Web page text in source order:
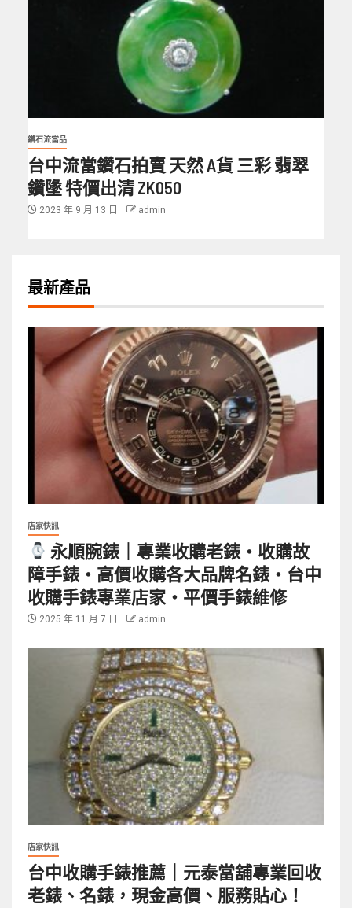
鑽石流當品
台中流當鑽石拍賣 天然 A貨 三彩 翡翠
鑽墬 特價出清 ZK050
2023 年 9 月 13 日 admin
最新產品
店家快訊
永順腕錶｜專業收購老錶・收購故
障手錶・高價收購各大品牌名錶・台中
收購手錶專業店家・平價手錶維修
2025 年 11 月 7 日 admin
店家快訊
台中收購手錶推薦｜元泰當舖專業回收
老錶、名錶，現金高價、服務貼心！